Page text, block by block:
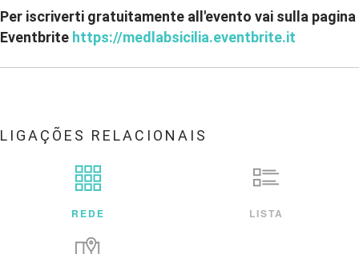
Per iscriverti gratuitamente all'evento vai sulla pagina
Eventbrite https://medlabsicilia.eventbrite.it
LIGAÇÕES RELACIONAIS
REDE LISTA